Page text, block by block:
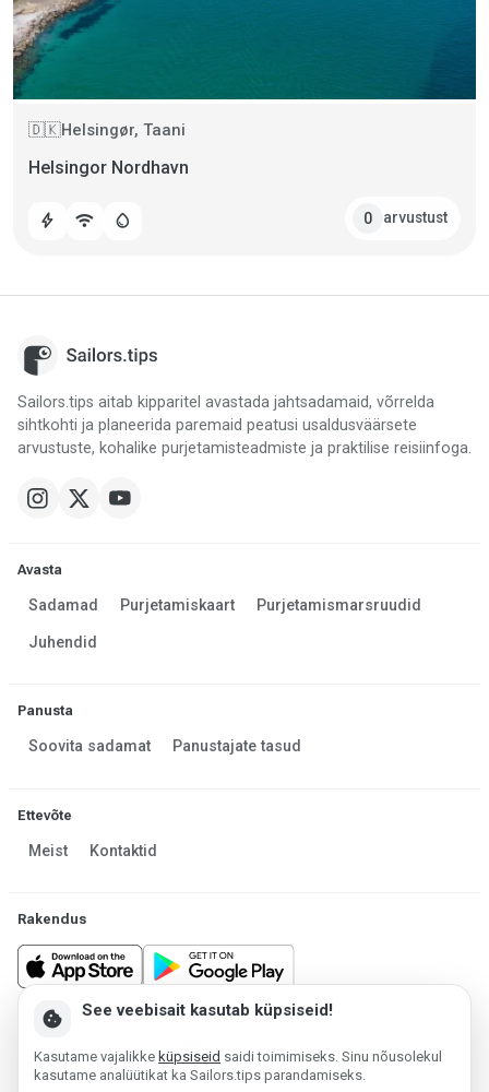
🇩🇰Helsingør, Taani
Helsingor Nordhavn
bolt wifi water_drop 0 arvustust
Sailors.tips aitab kipparitel avastada jahtsadamaid, võrrelda
sihtkohti ja planeerida paremaid peatusi usaldusväärsete
arvustuste, kohalike purjetamisteadmiste ja praktilise reisiinfoga.
Avasta
Sadamad Purjetamiskaart Purjetamismarsruudid
Juhendid
Panusta
Soovita sadamat Panustajate tasud
Ettevõte
Meist Kontaktid
Rakendus
Platvormi haldab MESF OÜ 2013-2026 ©
cookie See veebisait kasutab küpsiseid!
Kasutame vajalikke küpsiseid saidi toimimiseks. Sinu nõusolekul
kasutame analüütikat ka Sailors.tips parandamiseks.